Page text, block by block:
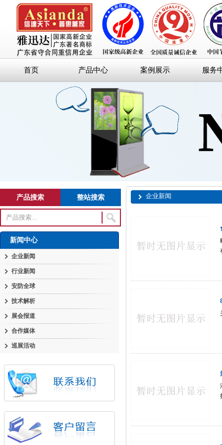
首页 产品中心 案例展示 服务
产品搜索 整站搜索
新闻中心
企业新闻
行业新闻
安防全球
技术解析
展会报道
合作媒体
巡展活动
企业新闻